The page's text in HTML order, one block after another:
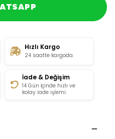
Hızlı Kargo
24 saatte kargoda.
İade & Değişim
14 Gün İçinde hızlı ve
kolay iade işlemi.